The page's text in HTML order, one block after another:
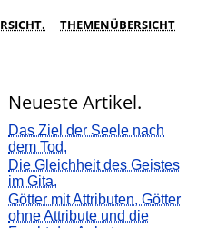
THEMENÜBERSICHT
Neueste Artikel.
Das Ziel der Seele nach
dem Tod.
Die Gleichheit des Geistes
im Gita.
Götter mit Attributen, Götter
ohne Attribute und die